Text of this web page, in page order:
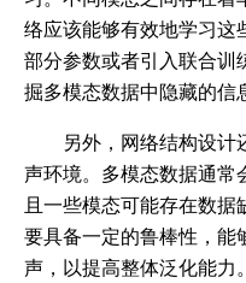
络应该能够有效地学习这
部分参数或者引入联合训
掘多模态数据中隐藏的信
另外，网络结构设计
声环境。多模态数据通常
且一些模态可能存在数
要具备一定的鲁棒性，能
声，以提高整体泛化能力。